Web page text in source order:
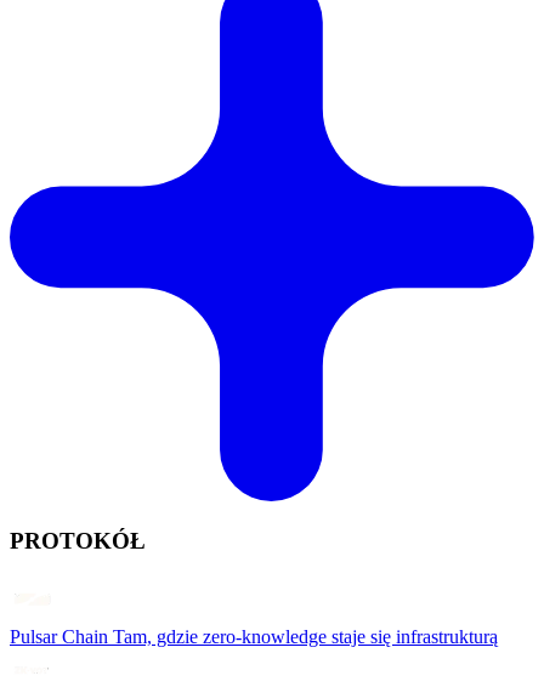
PROTOKÓŁ
Pulsar Chain Tam, gdzie zero-knowledge staje się infrastrukturą